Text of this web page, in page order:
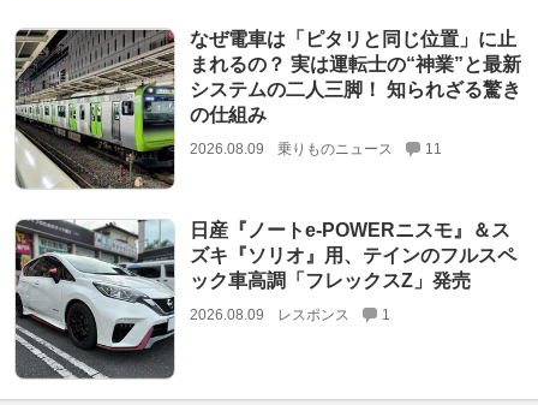
なぜ電車は「ピタリと同じ位置」に止
まれるの？ 実は運転士の“神業”と最新
システムの二人三脚！ 知られざる驚き
の仕組み
2026.08.09 乗りものニュース 11
日産『ノートe-POWERニスモ』＆ス
ズキ『ソリオ』用、テインのフルスペ
ック車高調「フレックスZ」発売
2026.08.09 レスポンス 1